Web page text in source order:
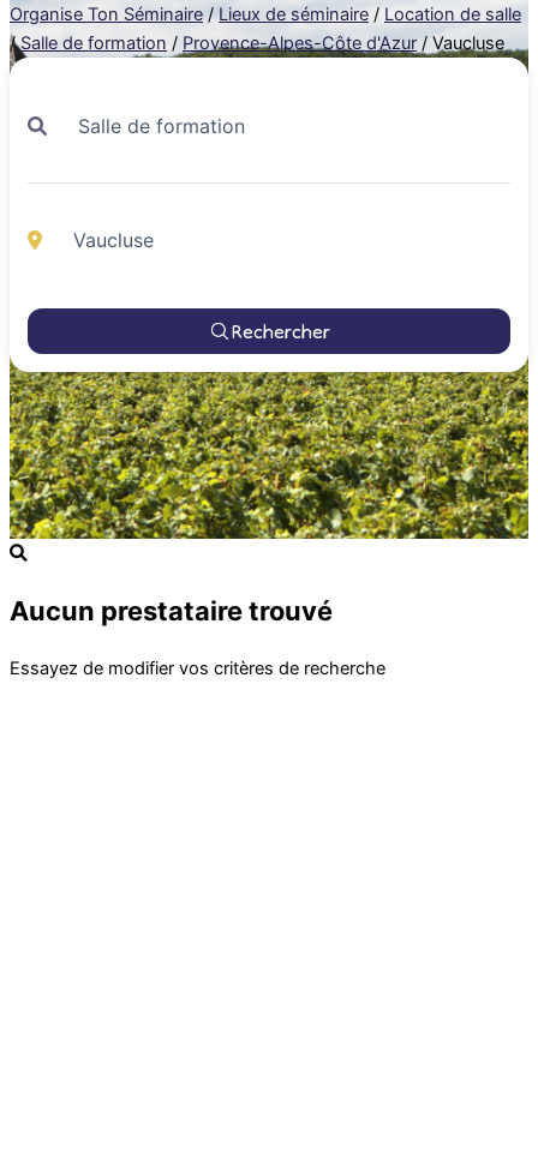
Organise Ton Séminaire / Lieux de séminaire / Location de salle
/ Salle de formation / Provence-Alpes-Côte d'Azur / Vaucluse
Rechercher
Aucun prestataire trouvé
Essayez de modifier vos critères de recherche